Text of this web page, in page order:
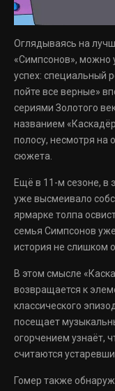
Оглядываясь на
«Симпсонов», можно
успех: специальный
пойте все верные»
сериями Золотого
названием
полосу, несмотря на
сюжета.
Ещё в 11-м сезоне, в
уже высмеивало
ярмарке толпа
семья Симпсонов
история не слишком
В этом смысле
возвращается к
классического
посещает
огорчением узнаёт,
считаются
Гомер также